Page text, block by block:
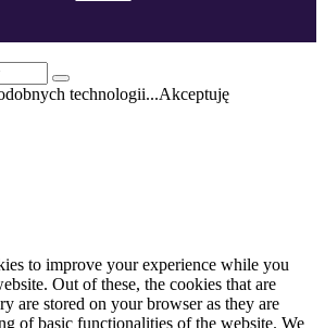
technologii...Akceptuję
to improve your experience while you
Out of these, the cookies that are
are stored on your browser as they are
of basic functionalities of the website. We